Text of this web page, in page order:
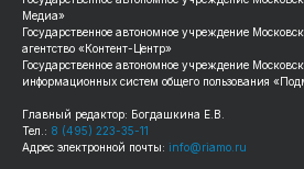
Медиа»
Государственное автономное учреждение
агентство «Контент-Центр»
Государственное автономное учреждение
информационных систем общего пользования
Главный редактор: Богдашкина Е.В.
Тел.: 8 (495) 223-35-11
Адрес электронной почты: info@riamo.ru